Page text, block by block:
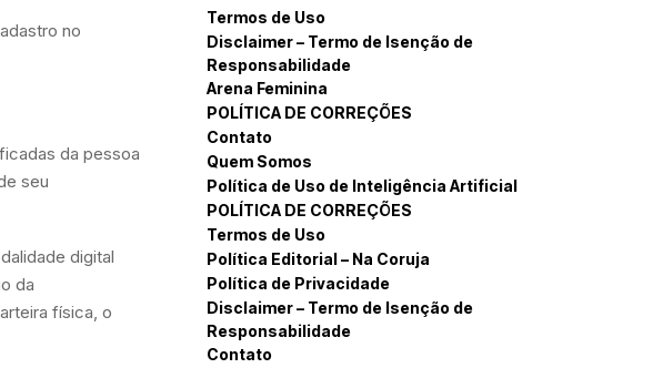
no
da pessoa
seu
digital
da
física, o
Termos de Uso
Disclaimer – Termo de Isenção de
Responsabilidade
Arena Feminina
POLÍTICA DE CORREÇÕES
Contato
Quem Somos
Política de Uso de Inteligência Artificial
POLÍTICA DE CORREÇÕES
Termos de Uso
Política Editorial – Na Coruja
Política de Privacidade
Disclaimer – Termo de Isenção de
Responsabilidade
Contato